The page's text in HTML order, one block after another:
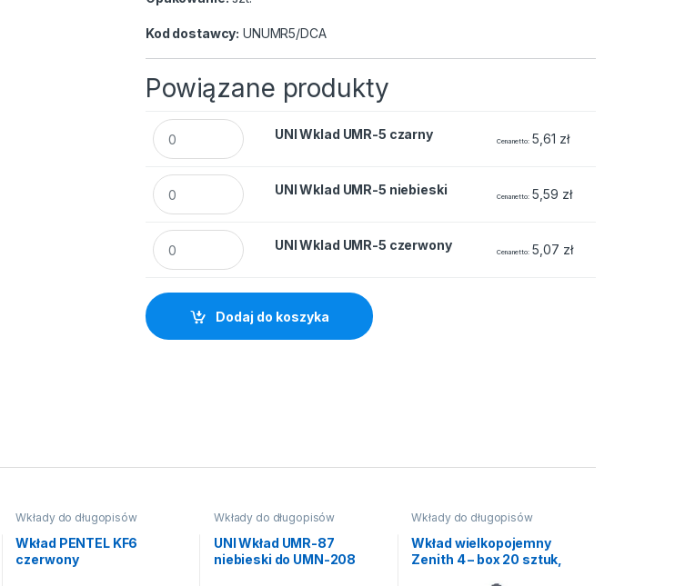
Kod dostawcy: UNUMR5/DCA
Powiązane produkty
UNI Wklad UMR-5 czarny quantity
UNI Wklad UMR-5 czarny Cena netto 5,61 zł
UNI Wklad UMR-5 niebieski quantity
UNI Wklad UMR-5 niebieski Cena netto 5,59 zł
UNI Wklad UMR-5 czerwony quantity
UNI Wklad UMR-5 czerwony Cena netto 5,07 zł
Dodaj do koszyka
Wkłady do długopisów
Wkład PENTEL KF6
czerwony
Wkłady do długopisów
UNI Wkład UMR-87
niebieski do UMN-208
Wkłady do długopisów
Wkład wielkopojemny
Zenith 4 – box 20 sztuk,